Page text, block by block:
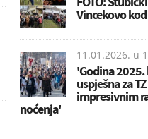
Vincekovo
11.01.2026. u
'Godina
uspješna za
impresivnim
noćenja'